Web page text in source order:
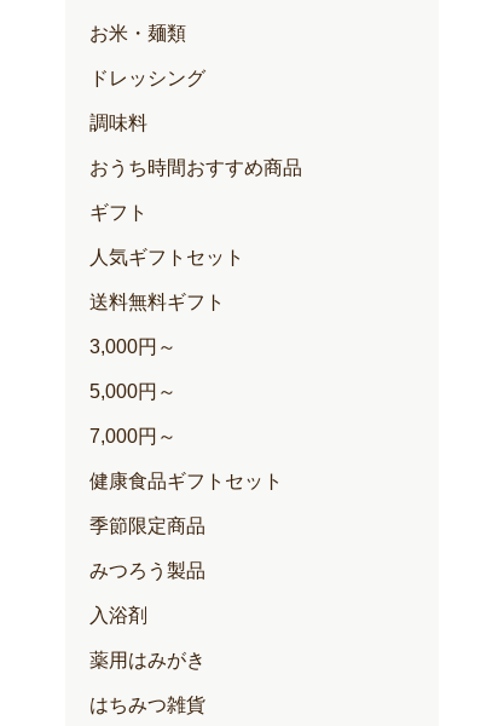
100+(クリー ゆずハニードリンク
通常価格 2,376円
お米・麺類
ドレッシング
調味料
おうち時間おすすめ商品
ギフト
人気ギフトセット
送料無料ギフト
3,000円～
5,000円～
7,000円～
健康食品ギフトセット
季節限定商品
みつろう製品
入浴剤
薬用はみがき
はちみつ雑貨